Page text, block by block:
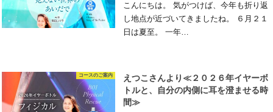
こんにちは。 気がつけば、今年も折り返
し地点が近づいてきましたね。 ６月２１
日は夏至。 一年…
コースのご案内
えつこさんより≪２０２６年イヤーボ
トルと、自分の内側に耳を澄ませる時
間≫